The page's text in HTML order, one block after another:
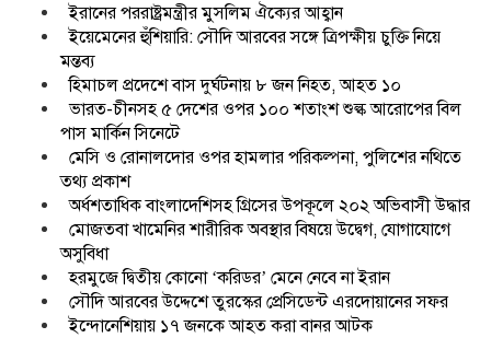
ইরানের পররাষ্ট্রমন্ত্রীর মুসলিম ঐক্যের আহ্বান
ইয়েমেনের হুঁশিয়ারি: সৌদি আরবের সঙ্গে ত্রিপক্ষীয় চুক্তি নিয়ে
মন্তব্য
হিমাচল প্রদেশে বাস দুর্ঘটনায় ৮ জন নিহত, আহত ১০
ভারত-চীনসহ ৫ দেশের ওপর ১০০ শতাংশ শুল্ক আরোপের বিল
পাস মার্কিন সিনেটে
মেসি ও রোনালদোর ওপর হামলার পরিকল্পনা, পুলিশের নথিতে
তথ্য প্রকাশ
অর্ধশতাধিক বাংলাদেশিসহ গ্রিসের উপকূলে ২০২ অভিবাসী উদ্ধার
মোজতবা খামেনির শারীরিক অবস্থার বিষয়ে উদ্বেগ, যোগাযোগে
অসুবিধা
হরমুজে দ্বিতীয় কোনো ‘করিডর’ মেনে নেবে না ইরান
সৌদি আরবের উদ্দেশে তুরস্কের প্রেসিডেন্ট এরদোয়ানের সফর
ইন্দোনেশিয়ায় ১৭ জনকে আহত করা বানর আটক